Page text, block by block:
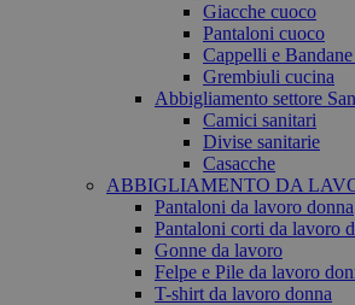
Giacche cuoco
Pantaloni cuoco
Cappelli e
Grembiuli cucina
Abbigliamento settore
Camici sanitari
Divise sanitarie
Casacche
ABBIGLIAMENTO DA
Pantaloni da lavoro donna
Pantaloni corti da lavoro
Gonne da lavoro
Felpe e Pile da lavoro
T-shirt da lavoro donna